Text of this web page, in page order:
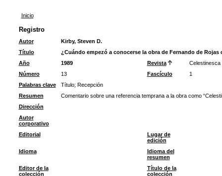
Inicio
Registro
Autor
Kirby, Steven D.
Título
¿Cuándo empezó a conocerse la obra de Fernando de Rojas
Año
1989 Revista
Celestinesca
Número
13 Fascículo
1
Palabras clave
Título; Recepción
Resumen
Comentario sobre una referencia temprana a la obra como
Dirección
Autor
corporativo
Editorial
Lugar de
edición
Idioma
Idioma del
resumen
Editor de la
colección
Título de la
colección